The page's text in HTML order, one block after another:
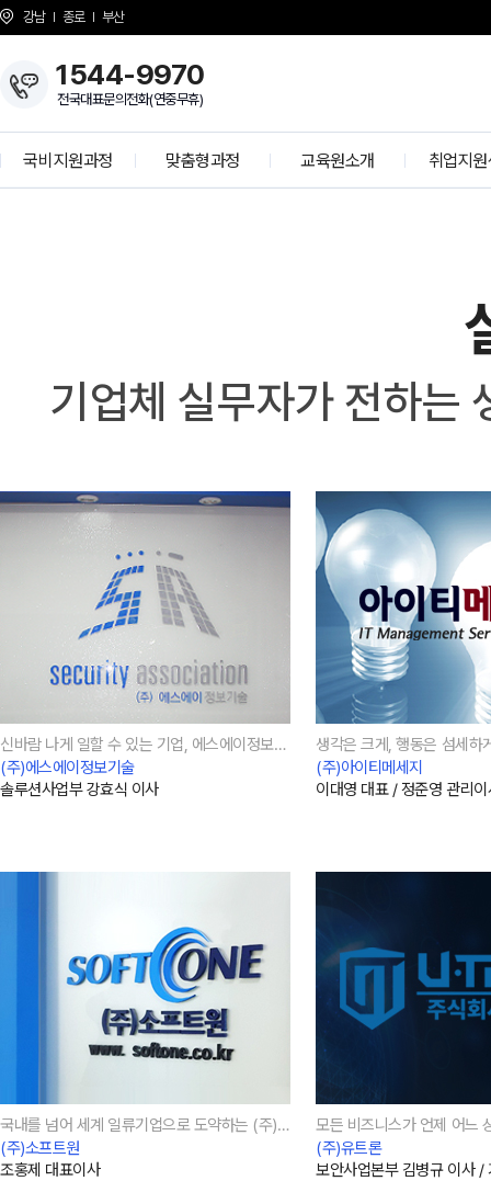
강남 종로 부산
1544-9970
전국대표문의전화(연중무휴)
사업 제휴 문의
언론보도
오시는길
강사 구인
선배와의
취업현
협력기
인재 채용
국비지원과정 맞춤형과정 교육원소개 취업지
기업체 실무자가 전하는
신바람 나게 일할 수 있는 기업, 에스에이정보기술
(주)에스에이정보기술
솔루션사업부 강효식 이사
생각은 크게, 행동은 섬세하
(주)아이티메세지
이대영 대표 / 정준영 관리이
국내를 넘어 세계 일류기업으로 도약하는 (주)소프트원
(주)소프트원
조홍제 대표이사
(주)유트론